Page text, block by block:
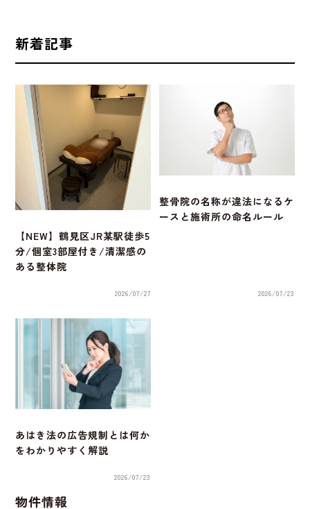
新着記事
【NEW】鶴見区JR某駅徒歩5
分/個室3部屋付き/清潔感の
ある整体院
2026/07/27
整骨院の名称が違法になるケ
ースと施術所の命名ルール
2026/07/23
あはき法の広告規制とは何か
をわかりやすく解説
2026/07/23
物件情報